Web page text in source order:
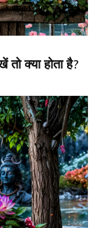
तो क्या होता है?